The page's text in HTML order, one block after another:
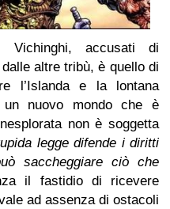
Vichinghi, accusati di
altre tribù, è quello di
l’Islanda e la lontana
nuovo mondo che è
non è soggetta
legge difende i diritti
saccheggiare ciò che
il fastidio di ricevere
ad assenza di ostacoli